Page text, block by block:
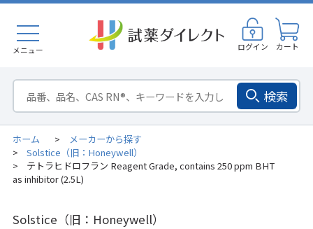
メニュー ログイン カート
検索
ホーム > メーカーから探す
> Solstice（旧：Honeywell）
>
テトラヒドロフラン Reagent Grade, contains 250 ppm BHT
as inhibitor (2.5L)
Solstice（旧：Honeywell）